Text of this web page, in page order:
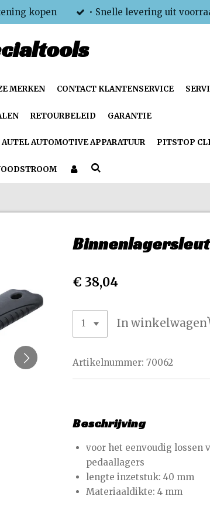
kopen • Snelle levering uit
MERKEN CONTACT KLANTENSERVICE
RETOURBELEID GARANTIE
AUTEL AUTOMOTIVE APPARATUUR PITSTOP
€ 38,04
In winkelwagen
Artikelnummer: 70062
Beschrijving
voor het eenvoudig lossen
pedaallagers
lengte inzetstuk: 40 mm
Materiaaldikte: 4 mm